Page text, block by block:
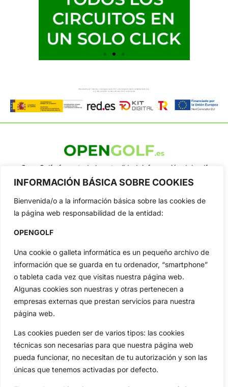
INFORMACIÓN BÁSICA SOBRE COOKIES
Bienvenida/o a la información básica sobre las cookies de
la página web responsabilidad de la entidad:
OPENGOLF
Una cookie o galleta informática es un pequeño archivo de
información que se guarda en tu ordenador, “smartphone”
o tableta cada vez que visitas nuestra página web.
Algunas cookies son nuestras y otras pertenecen a
empresas externas que prestan servicios para nuestra
página web.
Las cookies pueden ser de varios tipos: las cookies
técnicas son necesarias para que nuestra página web
pueda funcionar, no necesitan de tu autorización y son las
únicas que tenemos activadas por defecto.
OpenGolf ofrece toda la actualidad, información del golf
profesional y amateur, resultados en directo, vídeos, noticias,
Jon Rahm, LIV Golf, PGA Tour, Ryder Cup, DP World Tour, LPGA
Tour...
Categorias
Amateurs
Circuitos
Especiales
Reglas
Vídeos
De Interés
Compañía
Aviso Legal
Política de Cookies
Publicidad
Newsletters